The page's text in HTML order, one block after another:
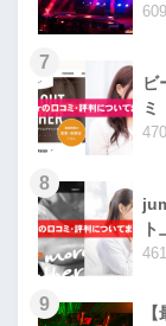
7
ビ
ミ
8
9